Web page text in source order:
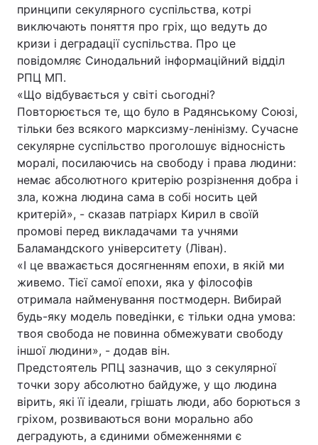
Головна Війна
Політика
Економіка Світ
Спорт Наука
Техно і зв'язок Лайт
Зброя Інциденти
Здоров'я Туризм
принципи секулярного суспільства, котрі
виключають поняття про гріх, що ведуть до
кризи і деградації суспільства. Про це
повідомляє Синодальний інформаційний відділ
РПЦ МП.
«Що відбувається у світі сьогодні?
Повторюється те, що було в Радянському Союзі,
тільки без всякого марксизму-ленінізму. Сучасне
секулярне суспільство проголошує відносність
моралі, посилаючись на свободу і права людини:
немає абсолютного критерію розрізнення добра і
зла, кожна людина сама в собі носить цей
критерій», - сказав патріарх Кирил в своїй
промові перед викладачами та учнями
Баламандского університету (Ліван).
«І це вважається досягненням епохи, в якій ми
живемо. Тієї самої епохи, яка у філософів
отримала найменування постмодерн. Вибирай
будь-яку модель поведінки, є тільки одна умова:
твоя свобода не повинна обмежувати свободу
іншої людини», - додав він.
Предстоятель РПЦ зазначив, що з секулярної
точки зору абсолютно байдуже, у що людина
вірить, які її ідеали, грішать люди, або борються з
гріхом, розвиваються вони морально або
деградують, а єдиними обмеженнями є